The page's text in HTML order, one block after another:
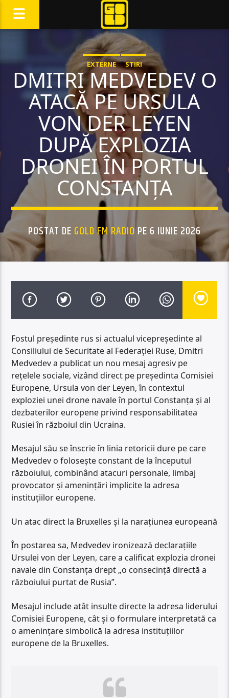
EXTERNE STIRI
DMITRI MEDVEDEV O
ATACĂ PE URSULA
VON DER LEYEN
DUPĂ EXPLOZIA
DRONEI ÎN PORTUL
CONSTANȚA
POSTAT DE GOLD FM RADIOPE 6 IUNIE 2026
Fostul președinte rus si actualul vicepreședinte al
Consiliului de Securitate al Federației Ruse, Dmitri
Medvedev a publicat un nou mesaj agresiv pe
rețelele sociale, vizând direct pe președinta Comisiei
Europene, Ursula von der Leyen, în contextul
exploziei unei drone navale în portul Constanța și al
dezbaterilor europene privind responsabilitatea
Rusiei în războiul din Ucraina.
Mesajul său se înscrie în linia retoricii dure pe care
Medvedev o folosește constant de la începutul
războiului, combinând atacuri personale, limbaj
provocator și amenințări implicite la adresa
instituțiilor europene.
Un atac direct la Bruxelles și la narațiunea europeană
În postarea sa, Medvedev ironizează declarațiile
Ursulei von der Leyen, care a calificat explozia dronei
navale din Constanța drept „o consecință directă a
războiului purtat de Rusia”.
Mesajul include atât insulte directe la adresa liderului
Comisiei Europene, cât și o formulare interpretată ca
o amenințare simbolică la adresa instituțiilor
europene de la Bruxelles.